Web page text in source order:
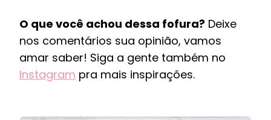
O que você achou dessa fofura? Deixe
nos comentários sua opinião, vamos
amar saber! Siga a gente também no
Instagram pra mais inspirações.